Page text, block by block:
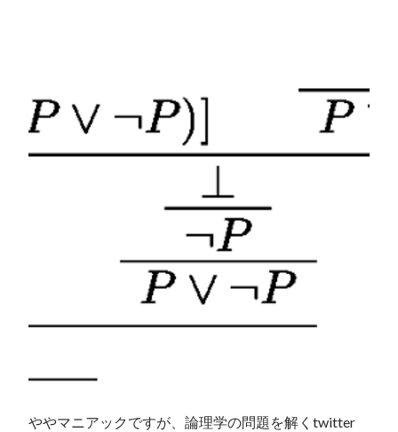
ややマニアックですが、論理学の問題を解くtwitter